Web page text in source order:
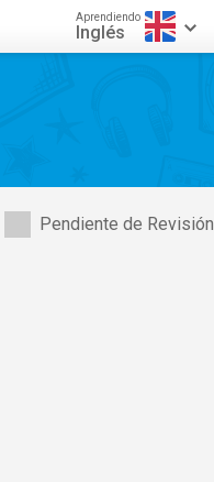
Aprendiendo
Inglés
Pendiente de Revisión